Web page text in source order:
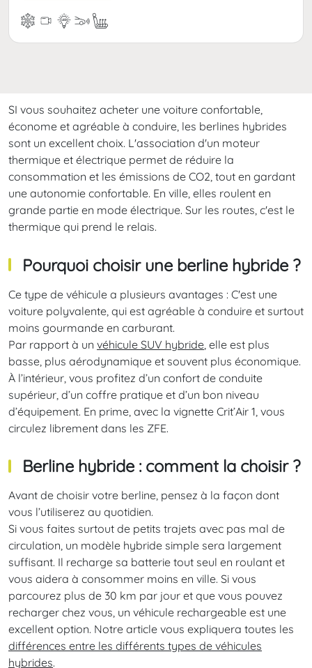
SI vous souhaitez acheter une voiture confortable,
économe et agréable à conduire, les berlines hybrides
sont un excellent choix. L'association d'un moteur
thermique et électrique permet de réduire la
consommation et les émissions de CO2, tout en gardant
une autonomie confortable. En ville, elles roulent en
grande partie en mode électrique. Sur les routes, c'est le
thermique qui prend le relais.
Pourquoi choisir une berline hybride ?
Ce type de véhicule a plusieurs avantages : C'est une
voiture polyvalente, qui est agréable à conduire et surtout
moins gourmande en carburant.
Par rapport à un véhicule SUV hybride , elle est plus
basse, plus aérodynamique et souvent plus économique.
À l’intérieur, vous profitez d’un confort de conduite
supérieur, d’un coffre pratique et d’un bon niveau
d’équipement. En prime, avec la vignette Crit’Air 1, vous
circulez librement dans les ZFE.
Berline hybride : comment la choisir ?
Avant de choisir votre berline, pensez à la façon dont
vous l’utiliserez au quotidien.
Si vous faites surtout de petits trajets avec pas mal de
circulation, un modèle hybride simple sera largement
suffisant. Il recharge sa batterie tout seul en roulant et
vous aidera à consommer moins en ville. Si vous
parcourez plus de 30 km par jour et que vous pouvez
recharger chez vous, un véhicule rechargeable est une
excellent option. Notre article vous expliquera toutes les
différences entre les différents types de véhicules
hybrides.